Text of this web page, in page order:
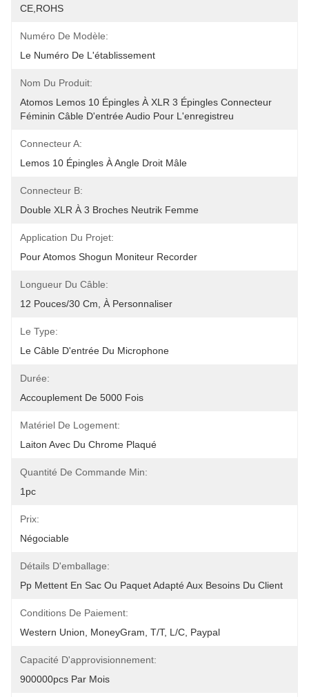
CE,ROHS
Numéro De Modèle:
Le Numéro De L'établissement
Nom Du Produit:
Atomos Lemos 10 Épingles À XLR 3 Épingles Connecteur
Féminin Câble D'entrée Audio Pour L'enregistreu
Connecteur A:
Lemos 10 Épingles À Angle Droit Mâle
Connecteur B:
Double XLR À 3 Broches Neutrik Femme
Application Du Projet:
Pour Atomos Shogun Moniteur Recorder
Longueur Du Câble:
12 Pouces/30 Cm, À Personnaliser
Le Type:
Le Câble D'entrée Du Microphone
Durée:
Accouplement De 5000 Fois
Matériel De Logement:
Laiton Avec Du Chrome Plaqué
Quantité De Commande Min:
1pc
Prix:
Négociable
Détails D'emballage:
Pp Mettent En Sac Ou Paquet Adapté Aux Besoins Du Client
Conditions De Paiement:
Western Union, MoneyGram, T/T, L/C, Paypal
Capacité D'approvisionnement:
900000pcs Par Mois